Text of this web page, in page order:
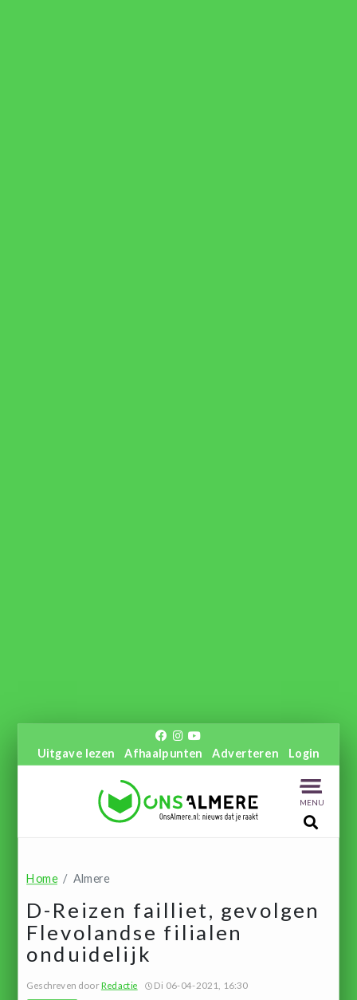
Uitgave lezen Afhaalpunten Adverteren Login
MENU
Home Almere
D-Reizen failliet, gevolgen
Flevolandse filialen
onduidelijk
Geschreven doorRedactie Di 06-04-2021, 16:30